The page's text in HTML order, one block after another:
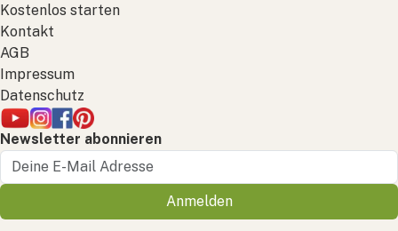
Kostenlos starten
Kontakt
AGB
Impressum
Datenschutz
Newsletter abonnieren
Anmelden